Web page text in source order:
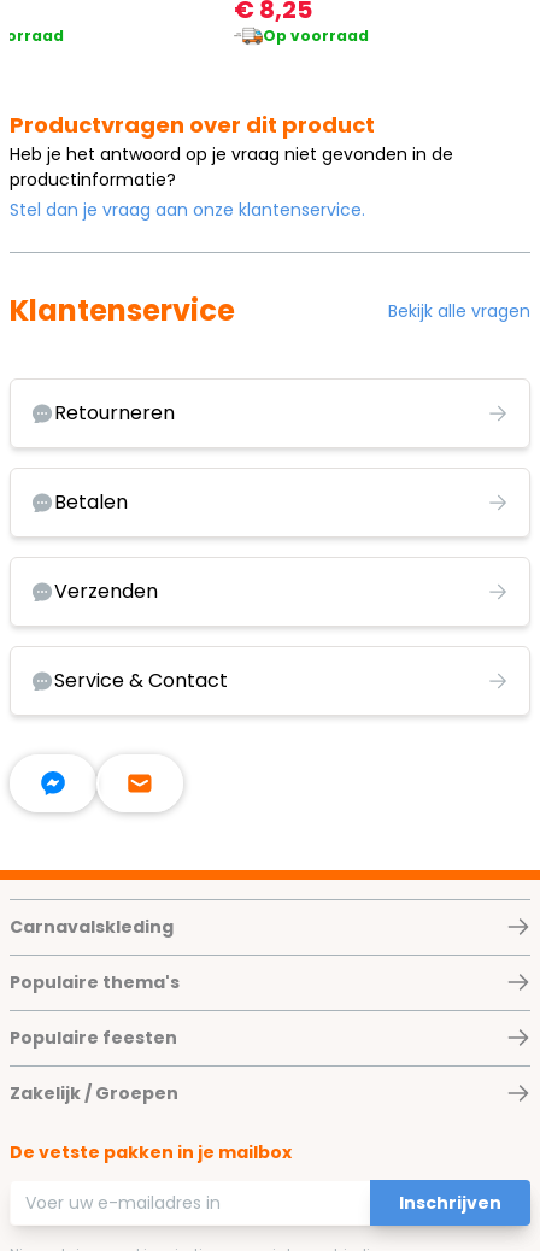
€ 8,25
Op voorraad
Productvragen over dit product
Heb je het antwoord op je vraag niet gevonden in de
productinformatie?
Stel dan je vraag aan onze klantenservice.
Klantenservice Bekijk alle vragen
Retourneren
Betalen
Verzenden
Service & Contact
Carnavalskleding
Populaire thema's
Populaire feesten
Zakelijk / Groepen
De vetste pakken in je mailbox
E-mailadres
Inschrijven